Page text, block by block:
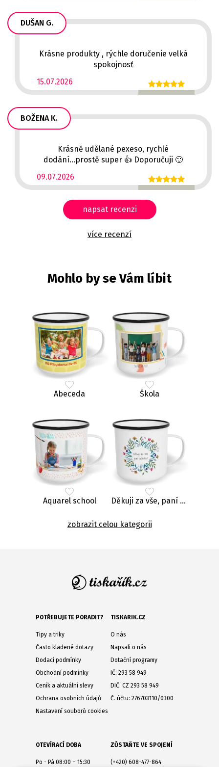
DUŠAN G.
15.07.2026
Krásne produkty , rýchle doručenie velká
spokojnosť
BOŽENA K.
09.07.2026
Krásně udělané pexeso, rychlé
dodání...prostě super 👍 Doporučuji 🙂
napsat recenzi
více recenzí
Mohlo by se Vám líbit
Abeceda Škola
Aquarel school Děkuji za vše, paní učitelko
zobrazit celou kategorii
POTŘEBUJETE PORADIT?
Tipy a triky
Často kladené dotazy
Dodací podmínky
Obchodní podmínky
Ceník a aktuální slevy
Ochrana osobních údajů
Nastavení souborů cookies
TISKARIK.CZ
O nás
Napsali o nás
Dotační programy
IČ: 293 58 949
DIČ: CZ 293 58 949
Č. účtu: 276703110/0300
OTEVÍRACÍ DOBA
Po - Pá 08:00 – 15:30
ZŮSTAŇTE VE SPOJENÍ
(+420) 608-477-864